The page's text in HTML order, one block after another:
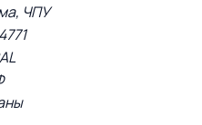
ЧПУ